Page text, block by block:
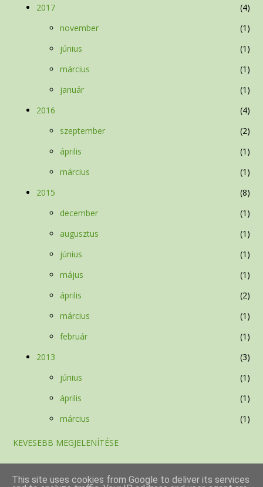
2017
4
november
1
június
1
március
1
január
1
2016
4
szeptember
2
április
1
március
1
2015
8
december
1
augusztus
1
június
1
május
1
április
2
március
1
február
1
2013
3
június
1
április
1
március
1
KEVESEBB MEGJELENÍTÉSE
This site uses cookies from Google to deliver its services